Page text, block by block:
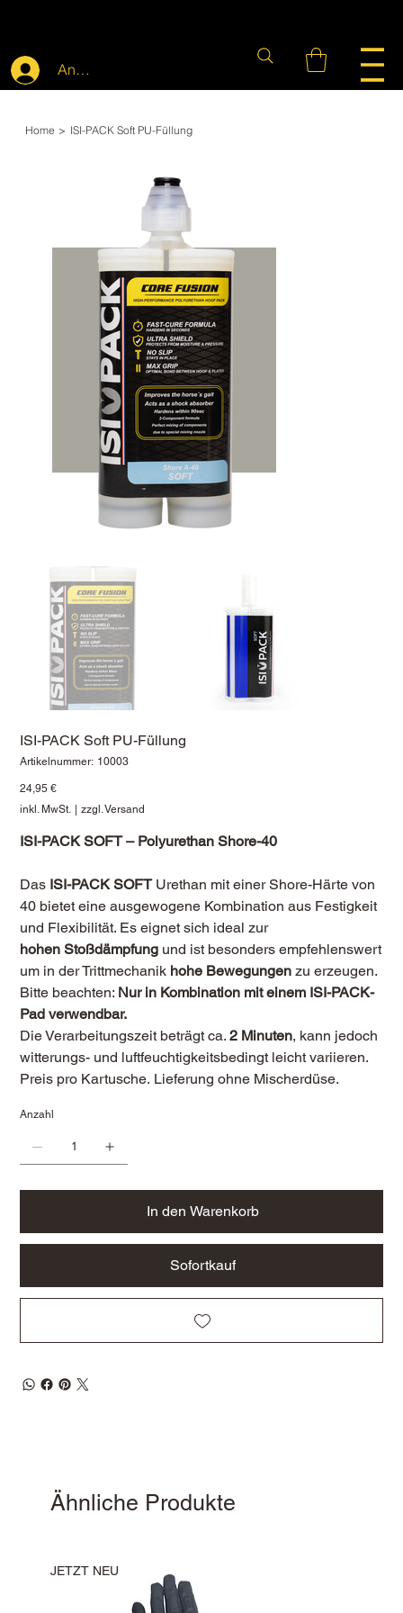
Anmelden
Home > ISI-PACK Soft PU-Füllung
ISI-PACK Soft PU-Füllung
Artikelnummer: Artikelnummer:
10003
Preis
24,95 €
inkl. MwSt. | zzgl. Versand
ISI-PACKSOFT – PolyurethanShore-40
Das ISI-PACKSOFT Urethan miteinerShore-Härtevon
40 bieteteineausgewogene Kombinationaus Festigkeit
und Flexibilität. Eseignetsich idealzur
hohen Stoßdämpfung und ist besondersempfehlenswert
um in der Trittmechanik hohe Bewegungen zu erzeugen.
Bitte beachten: Nur in Kombination miteinem ISI-PACK-
Padverwendbar.
DieVerarbeitungszeit beträgtca.2 Minuten, kann jedoch
witterungs- und luftfeuchtigkeitsbedingt leichtvariieren.
Preis pro Kartusche. Lieferung ohne Mischerdüse.
Anzahl
In den Warenkorb
Sofortkauf
Ähnliche Produkte
JETZT NEU